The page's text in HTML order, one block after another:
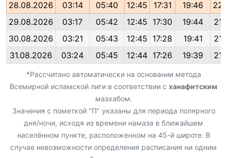
28.08.2026
03:14 05:40 12:45 17:31 19:46
29.08.2026
03:17 05:42 12:45 17:30 19:44
30.08.2026
03:21 05:43 12:45 17:28 19:41
31.08.2026
03:24 05:45 12:44 17:26 19:39
*Рассчитано автоматически на основании метода
Всемирной исламской лиги в соответствии с ханафитским
мазхабом.
Значения с пометкой "П" указаны для периода полярного
дня/ночи, исходя из времени намаза в ближайшем
населённом пункте, расположенном на 45-й широте. В
случае невозможности определения расписания ни одним